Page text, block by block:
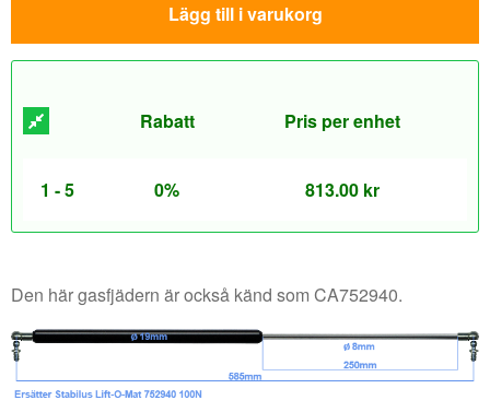
Lägg till i varukorg
Rabatt Pris per enhet
1 - 5 0% 813.00 kr
Den här gasfjädern är också känd som CA752940.